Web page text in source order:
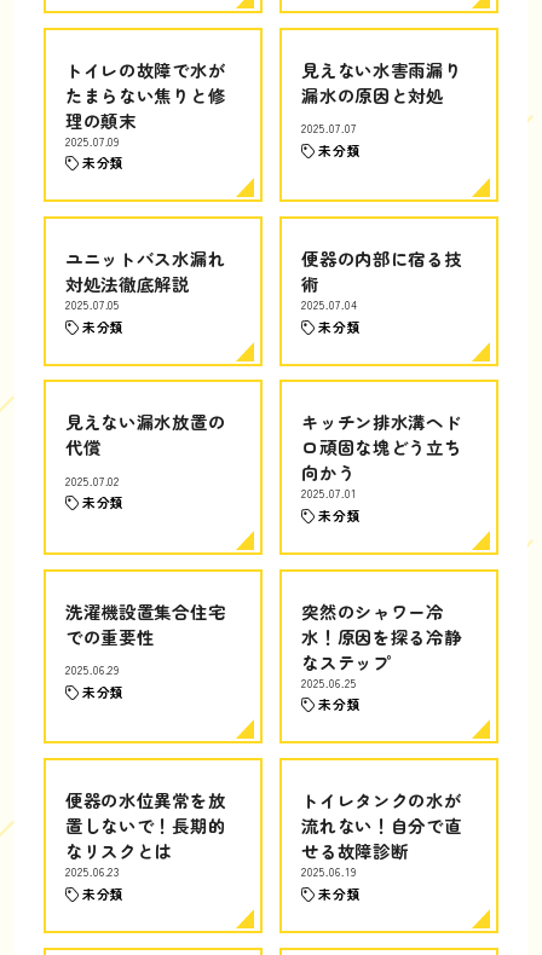
トイレの故障で水が
たまらない焦りと修
理の顛末
2025.07.09
未分類
見えない水害雨漏り
漏水の原因と対処
2025.07.07
未分類
ユニットバス水漏れ
対処法徹底解説
2025.07.05
未分類
便器の内部に宿る技
術
2025.07.04
未分類
見えない漏水放置の
代償
2025.07.02
未分類
キッチン排水溝ヘド
ロ頑固な塊どう立ち
向かう
2025.07.01
未分類
洗濯機設置集合住宅
での重要性
2025.06.29
未分類
突然のシャワー冷
水！原因を探る冷静
なステップ
2025.06.25
未分類
便器の水位異常を放
置しないで！長期的
なリスクとは
2025.06.23
未分類
トイレタンクの水が
流れない！自分で直
せる故障診断
2025.06.19
未分類